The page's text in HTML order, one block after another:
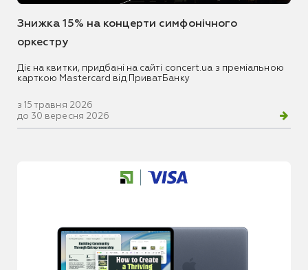
Знижка 15% на концерти симфонічного
оркестру
Діє на квитки, придбані на сайті concert.ua з преміальною
карткою Mastercard від ПриватБанку
з 15 травня 2026
до 30 вересня 2026